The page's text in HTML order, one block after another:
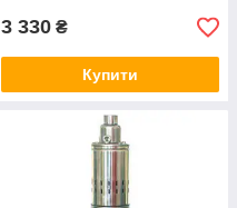
3 330 ₴
Купити